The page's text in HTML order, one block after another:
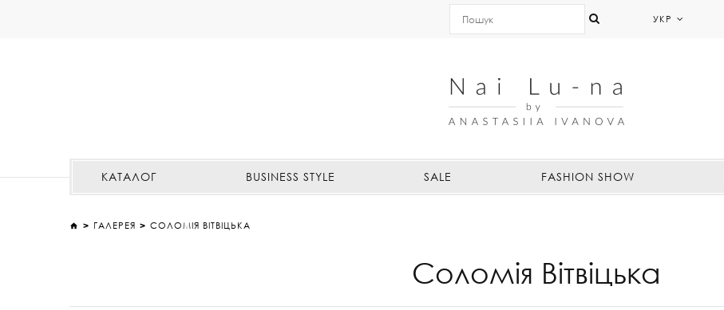
УКР
КАТАЛОГ BUSINESS STYLE SALE FASHION SHOW
ГАЛЕРЕЯ СОЛОМІЯ ВІТВІЦЬКА
Соломія Вітвіцька